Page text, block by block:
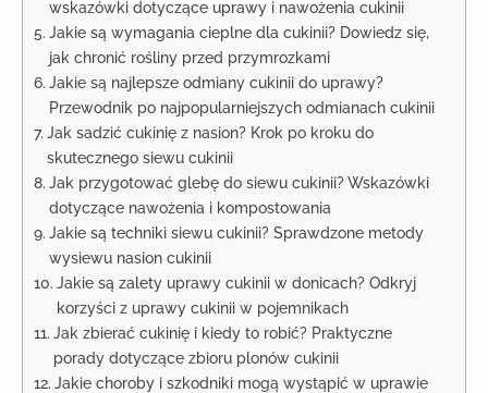
wskazówki dotyczące uprawy i nawożenia cukinii
Jakie są wymagania cieplne dla cukinii? Dowiedz się,
jak chronić rośliny przed przymrozkami
Jakie są najlepsze odmiany cukinii do uprawy?
Przewodnik po najpopularniejszych odmianach cukinii
Jak sadzić cukinię z nasion? Krok po kroku do
skutecznego siewu cukinii
Jak przygotować glebę do siewu cukinii? Wskazówki
dotyczące nawożenia i kompostowania
Jakie są techniki siewu cukinii? Sprawdzone metody
wysiewu nasion cukinii
Jakie są zalety uprawy cukinii w donicach? Odkryj
korzyści z uprawy cukinii w pojemnikach
Jak zbierać cukinię i kiedy to robić? Praktyczne
porady dotyczące zbioru plonów cukinii
Jakie choroby i szkodniki mogą wystąpić w uprawie